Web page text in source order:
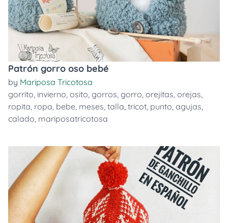
Patrón gorro oso bebé
by Mariposa Tricotosa
gorrito, invierno, osito, gorros, gorro, orejitas, orejas,
ropita, ropa, bebe, meses, talla, tricot, punto, agujas,
calado, mariposatricotosa